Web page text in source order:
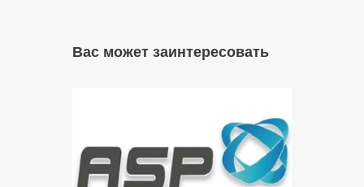
Вас может заинтересовать